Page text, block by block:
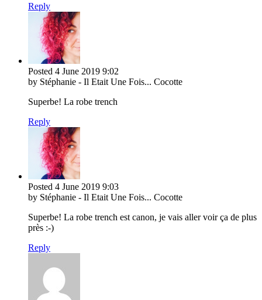
Reply
Posted 4 June 2019 9:02
by Stéphanie - Il Etait Une Fois... Cocotte
Superbe! La robe trench
Reply
Posted 4 June 2019 9:03
by Stéphanie - Il Etait Une Fois... Cocotte
Superbe! La robe trench est canon, je vais aller voir ça de plus
près :-)
Reply